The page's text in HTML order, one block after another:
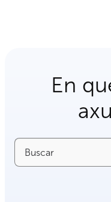
En
Buscar